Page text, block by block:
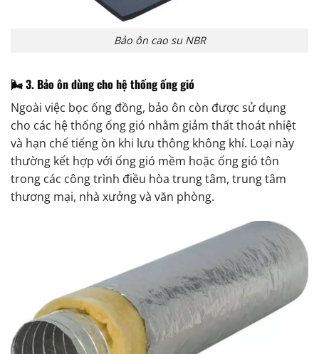
Bảo ôn cao su NBR
🌬️ 3. Bảo ôn dùng cho hệ thống ống gió
Ngoài việc bọc ống đồng, bảo ôn còn được sử dụng
cho các hệ thống ống gió nhằm giảm thất thoát nhiệt
và hạn chế tiếng ồn khi lưu thông không khí. Loại này
thường kết hợp với ống gió mềm hoặc ống gió tôn
trong các công trình điều hòa trung tâm, trung tâm
thương mại, nhà xưởng và văn phòng.